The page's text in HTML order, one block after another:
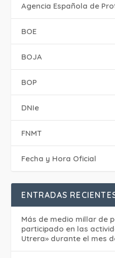
Agencia Española de
BOE
BOJA
BOP
DNIe
FNMT
Fecha y Hora Oficial
ENTRADAS
Más de medio millar de
participado en las
Utrera» durante el mes